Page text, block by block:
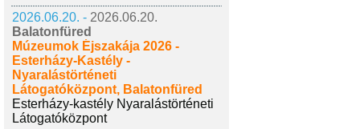
2026.06.20. - 2026.06.20.
Balatonfüred
Múzeumok Éjszakája 2026 -
Esterházy-Kastély -
Nyaralástörténeti
Látogatóközpont, Balatonfüred
Esterházy-kastély Nyaralástörténeti
Látogatóközpont